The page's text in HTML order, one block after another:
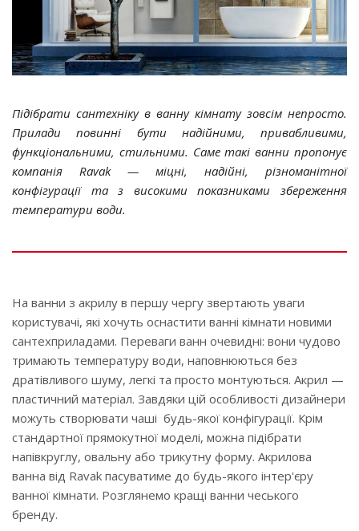
Підібрати сантехніку в ванну кімнату зовсім непросто.
Прилади повинні бути надійними, привабливими,
функціональними, стильними. Саме такі ванни пропонує
компанія Ravak — міцні, надійні, різноманітної
конфігурації та з високими показниками збереження
температури води.
На ванни з акрилу в першу чергу звертають уваги
користувачі, які хочуть оснастити ванні кімнати новими
сантехприладами. Переваги ванн очевидні: вони чудово
тримають температуру води, наповнюються без
дратівливого шуму, легкі та просто монтуються. Акрил —
пластичний матеріал. Завдяки цій особливості дизайнери
можуть створювати чаші будь-якої конфігурації. Крім
стандартної прямокутної моделі, можна підібрати
напівкруглу, овальну або трикутну форму. Акрилова
ванна від Ravak пасуватиме до будь-якого інтер'єру
ванної кімнати. Розглянемо кращі ванни чеського
бренду.